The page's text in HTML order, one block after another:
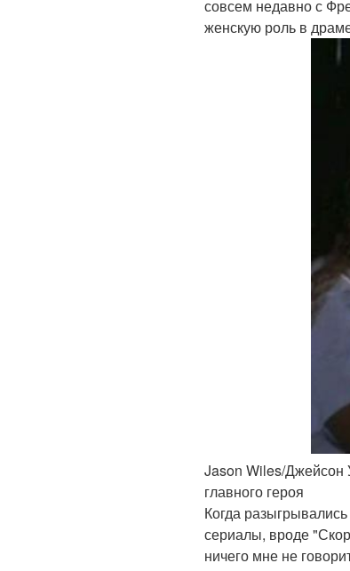
совсем недавно с
женскую роль в
Jason Wiles/Джейсон
главного героя
Когда
сериалы, вроде
ничего мне не